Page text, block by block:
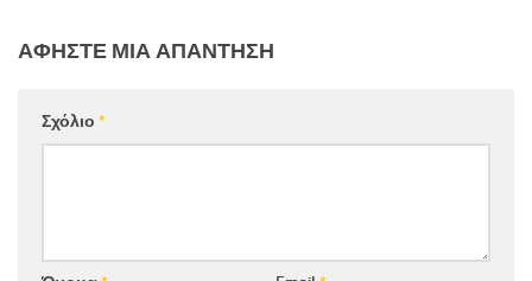
ΑΦΉΣΤΕ ΜΙΑ ΑΠΆΝΤΗΣΗ
Σχόλιο *